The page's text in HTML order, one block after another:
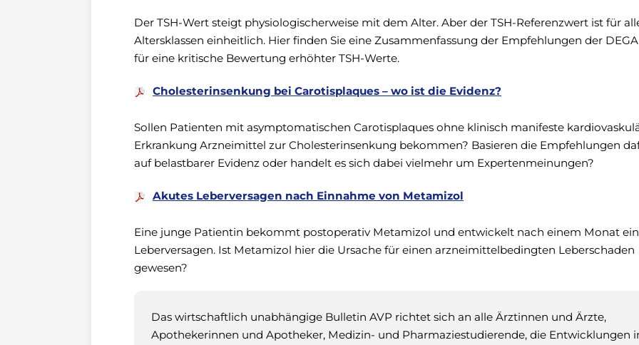
Der TSH-Wert steigt physiologischerweise mit dem Alter. Aber der TSH-Referenzwert ist für
Altersklassen einheitlich. Hier finden Sie eine Zusammenfassung der Empfehlungen der
für eine kritische Bewertung erhöhter TSH-Werte.
Cholesterinsenkung bei Carotisplaques – wo ist die Evidenz?
Sollen Patienten mit asymptomatischen Carotisplaques ohne klinisch manifeste
Erkrankung Arzneimittel zur Cholesterinsenkung bekommen? Basieren die Empfehlungen
auf belastbarer Evidenz oder handelt es sich dabei vielmehr um Expertenmeinungen?
Akutes Leberversagen nach Einnahme von Metamizol
Eine junge Patientin bekommt postoperativ Metamizol und entwickelt nach einem Monat ein
Leberversagen. Ist Metamizol hier die Ursache für einen arzneimittelbedingten Leberschaden
gewesen?
Das wirtschaftlich unabhängige Bulletin AVP richtet sich an alle Ärztinnen und Ärzte,
Apothekerinnen und Apotheker, Medizin- und Pharmaziestudierende, die Entwicklungen